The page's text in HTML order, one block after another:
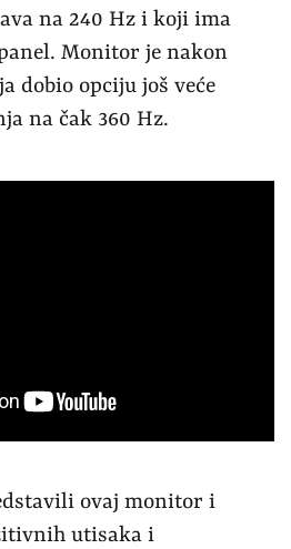
na 240 Hz i koji ima
Monitor je nakon
dobio opciju još veće
na čak 360 Hz.
ovaj monitor i
utisaka i